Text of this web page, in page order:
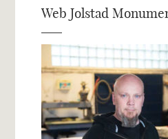
Web Jolstad